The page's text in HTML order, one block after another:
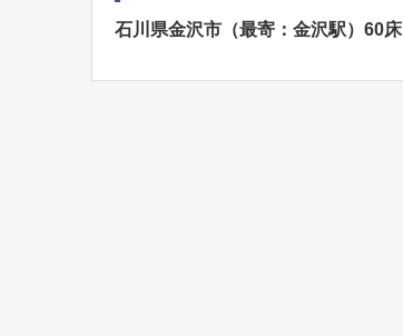
石川県金沢市（最寄：金沢駅）60床